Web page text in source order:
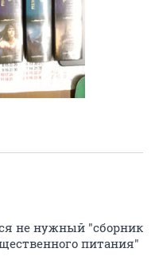
не нужный "сборник
питания"